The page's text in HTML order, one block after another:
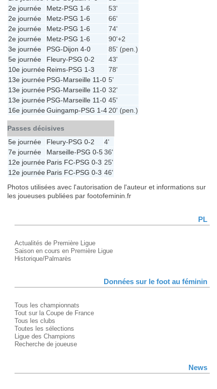
2e journée
Metz-PSG 1-6
53'
2e journée
Metz-PSG 1-6
66'
2e journée
Metz-PSG 1-6
74'
2e journée
Metz-PSG 1-6
90'+2
3e journée
PSG-Dijon 4-0
85' (pen.)
5e journée
Fleury-PSG 0-2
43'
10e journée Reims-PSG 1-3
78'
13e journée PSG-Marseille 11-0 5'
13e journée PSG-Marseille 11-0 32'
13e journée PSG-Marseille 11-0 45'
16e journéeGuingamp-PSG 1-4 20' (pen.)
Passes décisives
5e journée
Fleury-PSG 0-2
4'
7e journée
Marseille-PSG 0-536'
12e journée Paris FC-PSG 0-3 25'
12e journée Paris FC-PSG 0-3 46'
Photos utilisées avec l'autorisation de l'auteur et informations sur
les joueuses publiées par footofeminin.fr
PL
Actualités de Première Ligue
Saison en cours en Première Ligue
Historique/Palmarès
Données sur le foot au féminin
Tous les championnats
Tout sur la Coupe de France
Tous les clubs
Toutes les sélections
Ligue des Champions
Recherche de joueuse
News